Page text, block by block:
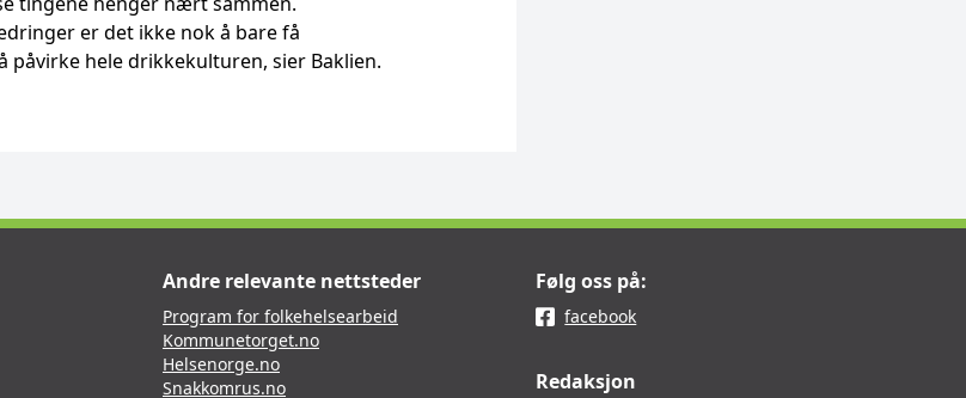
er det ikke nok å bare få
hele drikkekulturen, sier Baklien.
Andre relevante nettsteder
Program for folkehelsearbeid
Kommunetorget.no
Helsenorge.no
Snakkomrus.no
Følg oss på:
facebook
Redaksjon